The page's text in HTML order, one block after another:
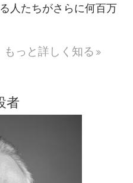
人たちがさらに何百万
もっと詳しく知る
者